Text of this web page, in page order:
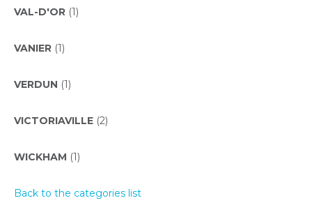
VAL-D'OR (1)
VANIER (1)
VERDUN (1)
VICTORIAVILLE (2)
WICKHAM (1)
Back to the categories list